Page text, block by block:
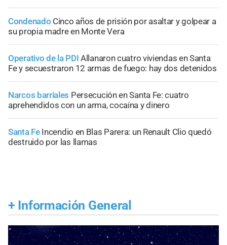
Condenado Cinco años de prisión por asaltar y golpear a
su propia madre en Monte Vera
Operativo de la PDI Allanaron cuatro viviendas en Santa
Fe y secuestraron 12 armas de fuego: hay dos detenidos
Narcos barriales Persecución en Santa Fe: cuatro
aprehendidos con un arma, cocaína y dinero
Santa Fe Incendio en Blas Parera: un Renault Clio quedó
destruido por las llamas
+ Información General